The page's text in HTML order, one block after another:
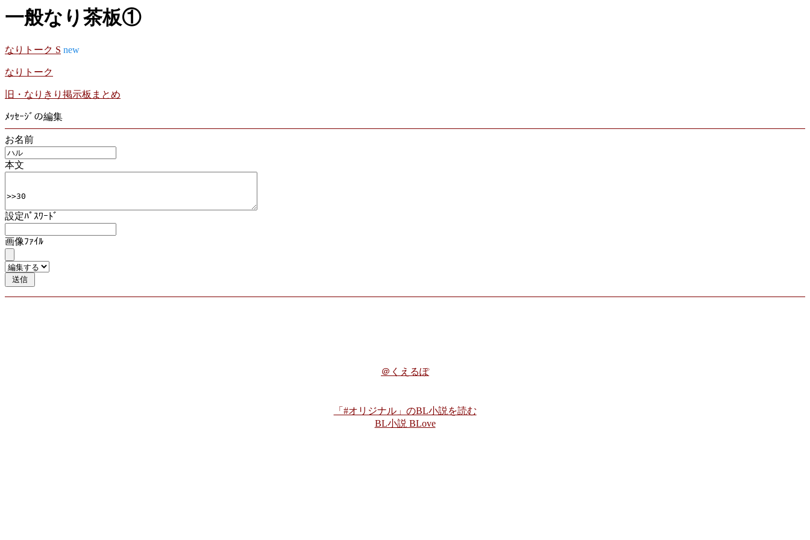
一般なり茶板①
なりトーク S new
なりトーク
旧・なりきり掲示板まとめ
ﾒｯｾｰｼﾞの編集
お名前
本文
設定ﾊﾟｽﾜｰﾄﾞ
画像ﾌｧｲﾙ
＠くえるぽ
「#オリジナル」のBL小説を読む
BL小説 BLove